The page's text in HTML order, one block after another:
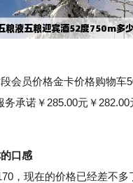
员价格金卡价格购物车
承诺￥285.00元￥
口感
现在的价格已经差不多